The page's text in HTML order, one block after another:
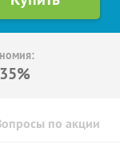
35%
по акции